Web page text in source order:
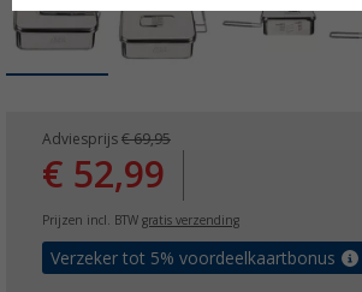
Adviesprijs € 69,95
€ 52,99
Prijzen incl. BTW gratis verzending
Verzeker tot 5% voordeelkaartbonus